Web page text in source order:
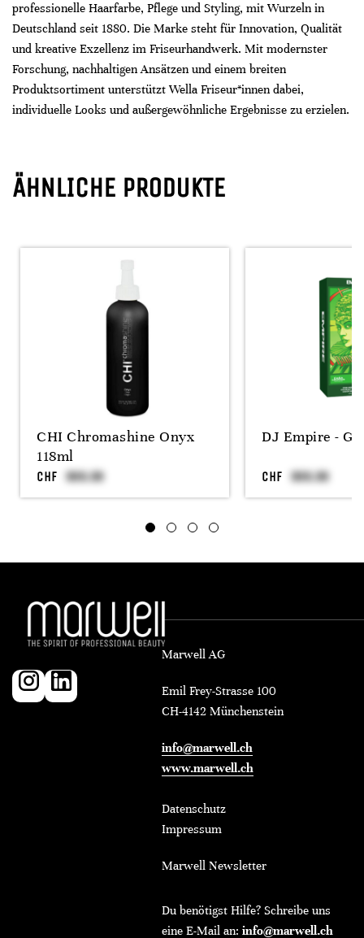
professionelle Haarfarbe, Pflege und Styling, mit Wurzeln in
Deutschland seit 1880. Die Marke steht für Innovation, Qualität
und kreative Exzellenz im Friseurhandwerk. Mit modernster
Forschung, nachhaltigen Ansätzen und einem breiten
Produktsortiment unterstützt Wella Friseur*innen dabei,
individuelle Looks und außergewöhnliche Ergebnisse zu erzielen.
ÄHNLICHE PRODUKTE
CHI Chromashine Onyx
118ml
CHF
DJ Empire -
CHF
Marwell AG
Emil Frey-Strasse 100
CH-4142 Münchenstein
info@marwell.ch
www.marwell.ch
Datenschutz
Impressum
Marwell Newsletter
Du benötigst Hilfe? Schreibe uns
eine E-Mail an: info@marwell.ch